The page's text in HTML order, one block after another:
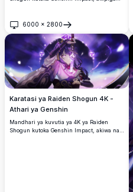
kipepeo wa rangi ya kijani kibichi,
zinazopeperuka usiku kucha.
6000 × 2800
Fungua
Karatasi ya Raiden Shogun 4K -
Athari ya Genshin
Mandhari ya kuvutia ya 4K ya Raiden
Shogun kutoka Genshin Impact, akiwa na